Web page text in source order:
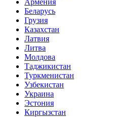
Армения
Беларусь
Грузия
Казахстан
Латвия
Литва
Молдова
Таджикистан
Туркменистан
Узбекистан
Украина
Эстония
Киргызстан